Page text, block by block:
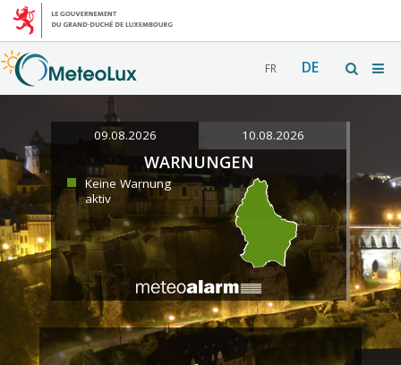
FR DE
09.08.2026 10.08.2026
WARNUNGEN
Keine Warnung
aktiv